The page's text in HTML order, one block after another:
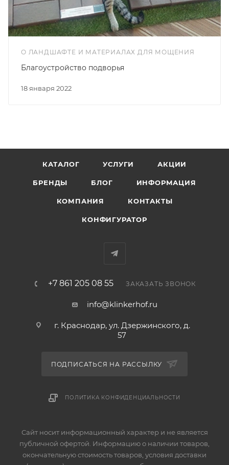
О ЛАНДШАФТЕ И МАТЕРИАЛАХ ДЛЯ МОЩЕНИЯ
18 января 2022
Благоустройство подворья
КАТАЛОГ УСЛУГИ АКЦИИ
БРЕНДЫ БЛОГ ИНФОРМАЦИЯ
КОМПАНИЯ КОНТАКТЫ
КОНФИГУРАТОР
+7 861 205 08 55 ЗАКАЗАТЬ ЗВОНОК
info@klinkerhof.ru
г. Краснодар, ул. Дзержинского, д.
57
ПОДПИСАТЬСЯ НА РАССЫЛКУ
ПОЛИТИКА КОНФИДЕНЦИАЛЬНОСТИ
Сайт носит информационный характер и не является
публичной офертой. Информацию о наличии товаров,
окончательную стоимость товаров, условия доставки